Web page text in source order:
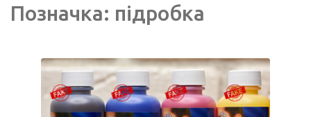
Позначка: підробка